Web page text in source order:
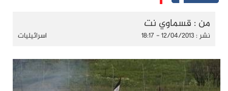
من : قسماوي نت
نشر : 12/04/2013 - 18:17 اسرائيليات